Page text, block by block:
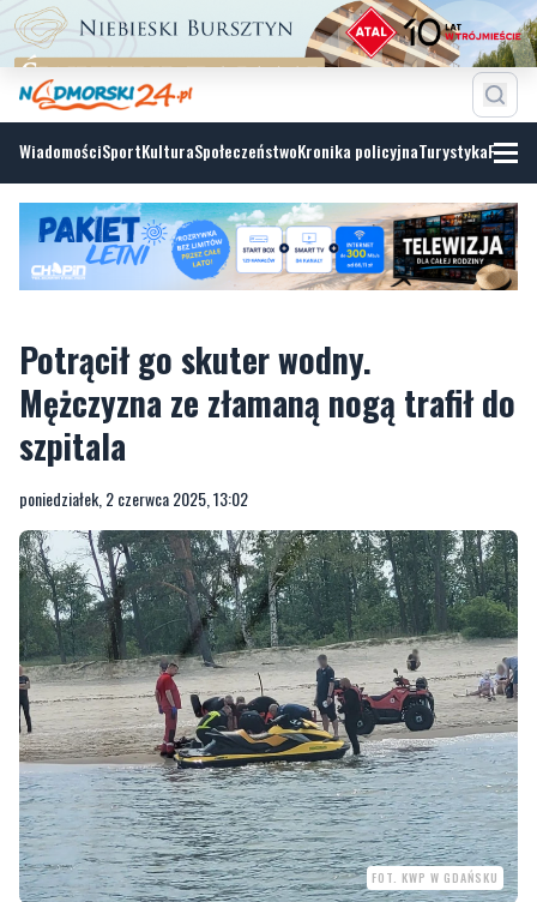
WiadomościSportKulturaSpołeczeństwoKronika policyjnaTurystyka
Potrącił go skuter wodny.
szpitala
poniedziałek, 2 czerwca 2025, 13:02
FOT. KWP W GDAŃSKU
Do poważnego wypadku doszło w niedzielę, 1 czerwca w rejonie
Sobieszewa. W stojącego w płytkiej wodzie mężczyznę wjechał